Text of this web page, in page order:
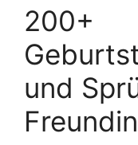
200+
und